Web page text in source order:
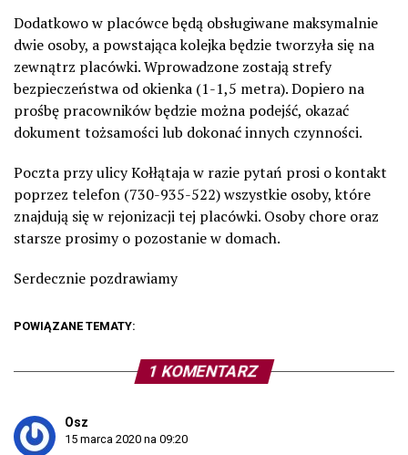
Dodatkowo w placówce będą obsługiwane maksymalnie
dwie osoby, a powstająca kolejka będzie tworzyła się na
zewnątrz placówki. Wprowadzone zostają strefy
bezpieczeństwa od okienka (1-1,5 metra). Dopiero na
prośbę pracowników będzie można podejść, okazać
dokument tożsamości lub dokonać innych czynności.
Poczta przy ulicy Kołłątaja w razie pytań prosi o kontakt
poprzez telefon (730-935-522) wszystkie osoby, które
znajdują się w rejonizacji tej placówki. Osoby chore oraz
starsze prosimy o pozostanie w domach.
Serdecznie pozdrawiamy
POWIĄZANE TEMATY:
1 KOMENTARZ
Osz
15 marca 2020 na 09:20